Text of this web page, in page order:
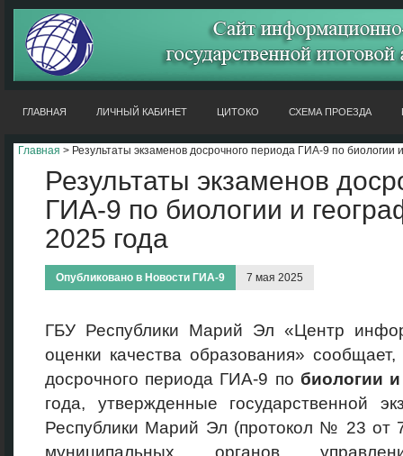
ГЛАВНАЯ ЛИЧНЫЙ КАБИНЕТ ЦИТОКО СХЕМА ПРОЕЗДА
Главная > Результаты экзаменов досрочного периода ГИА-9 по биологии
Результаты экзаменов
ГИА-9 по биологии и
2025 года
Опубликовано в Новости ГИА-9 7 мая 2025
ГБУ Республики Марий Эл «Центр
оценки качества образования»
досрочного периода ГИА-9 по биологии
года, утвержденные государственной
Республики Марий Эл (протокол № 23 от
муниципальных органов